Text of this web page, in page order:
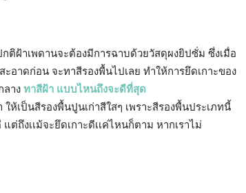
ติฝ้าเพดานจะต้องมีการฉาบด้วยวัสดุผงยิปซั่ม ซึ่งเมื่อ
าดก่อน จะทาสีรองพื้นไปเลย ทำให้การยึดเกาะของ
ลาง ทาสีฝ้า แบบไหนถึงจะดีที่สุด
ห้เป็นสีรองพื้นปูนเก่าสีใสๆ เพราะสีรองพื้นประเภทนี้
ถึงเเม้จะยึดเกาะดีเเค่ไหนก็ตาม หากเราไม่